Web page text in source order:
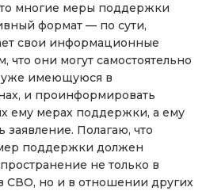
многие меры поддержки
формат — по сути,
свои информационные
что они могут самостоятельно
имеющуюся в
и проинформировать
ему мерах поддержки, а ему
Полагаю, что
поддержки должен
не только в
СВО, но и в отношении других